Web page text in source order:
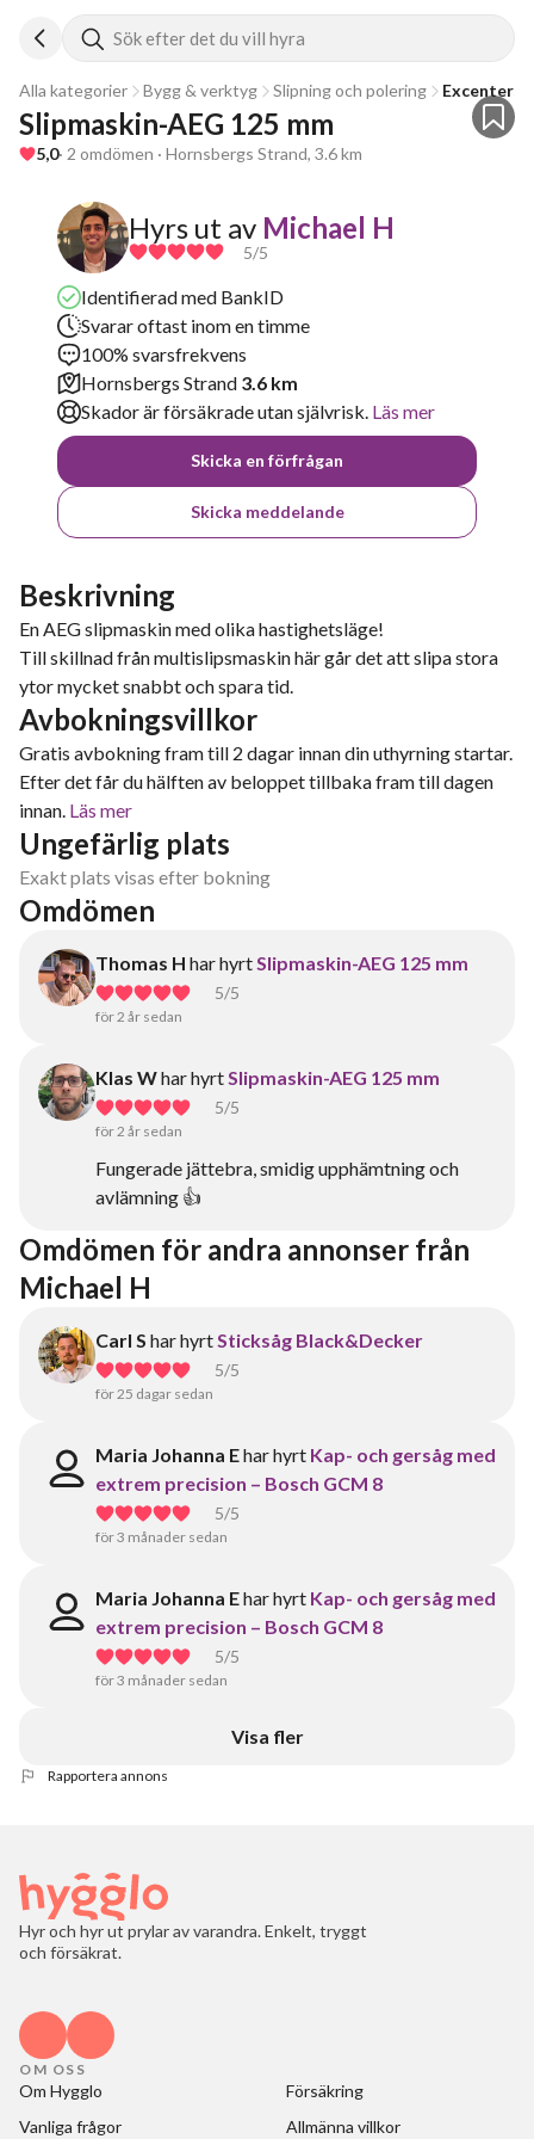
Sök efter det du vill hyra
Alla kategorier Bygg & verktyg Slipning och polering
Slipmaskin-AEG 125 mm
5,0· 2 omdömen · Hornsbergs Strand, 3.6 km
Hyrs ut av Michael H
5/5
Identifierad med BankID
Svarar oftast inom en timme
100% svarsfrekvens
Hornsbergs Strand 3.6 km
Skador är försäkrade utan självrisk. Läs mer
Skicka en förfrågan
Skicka meddelande
Beskrivning
En AEG slipmaskin med olika hastighetsläge!
Till skillnad från multislipsmaskin här går det att slipa stora
ytor mycket snabbt och spara tid.
Avbokningsvillkor
Gratis avbokning fram till 2 dagar innan din uthyrning startar.
Efter det får du hälften av beloppet tillbaka fram till dagen
innan. Läs mer
Ungefärlig plats
Exakt plats visas efter bokning
Omdömen
Thomas H har hyrtSlipmaskin-AEG 125 mm
5/5
för 2 år sedan
Klas Whar hyrtSlipmaskin-AEG 125 mm
5/5
för 2 år sedan
Fungerade jättebra, smidig upphämtning och
avlämning 👍
Omdömen för andra annonser från
Michael H
Carl S har hyrtSticksåg Black&Decker
5/5
för 25 dagar sedan
Maria Johanna Ehar hyrt Kap- och gersåg med
extrem precision – Bosch GCM 8
5/5
för 3 månader sedan
Maria Johanna Ehar hyrt Kap- och gersåg med
extrem precision – Bosch GCM 8
5/5
för 3 månader sedan
Visa fler
Rapportera annons
Hyr och hyr ut prylar av varandra. Enkelt, tryggt
och försäkrat.
OM OSS
Om Hygglo
Försäkring
Vanliga frågor
Allmänna villkor